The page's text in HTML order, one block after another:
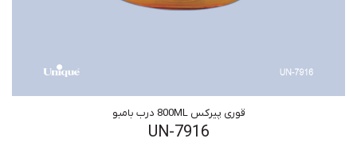
قوری پیرکس 800ML درب بامبو
UN-7916